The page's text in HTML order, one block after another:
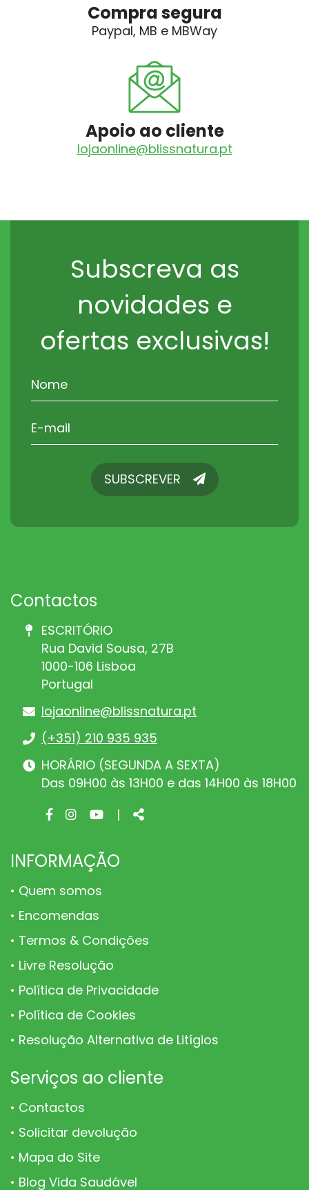
Compra segura
Paypal, MB e MBWay
Apoio ao cliente
lojaonline@blissnatura.pt
Subscreva as
novidades e
ofertas exclusivas!
SUBSCREVERSUBSCREVER
Contactos
ESCRITÓRIO
Rua David Sousa, 27B
1000-106 Lisboa
Portugal
lojaonline@blissnatura.pt
(+351) 210 935 935
HORÁRIO (SEGUNDA A SEXTA)
Das 09H00 às 13H00 e das 14H00 às 18H00
Facebook
Instagram
Youtube
| Share
INFORMAÇÃO
Quem somos
Encomendas
Termos & Condições
Livre Resolução
Política de Privacidade
Política de Cookies
Resolução Alternativa de Litígios
Serviços ao cliente
Contactos
Solicitar devolução
Mapa do Site
Blog Vida Saudável